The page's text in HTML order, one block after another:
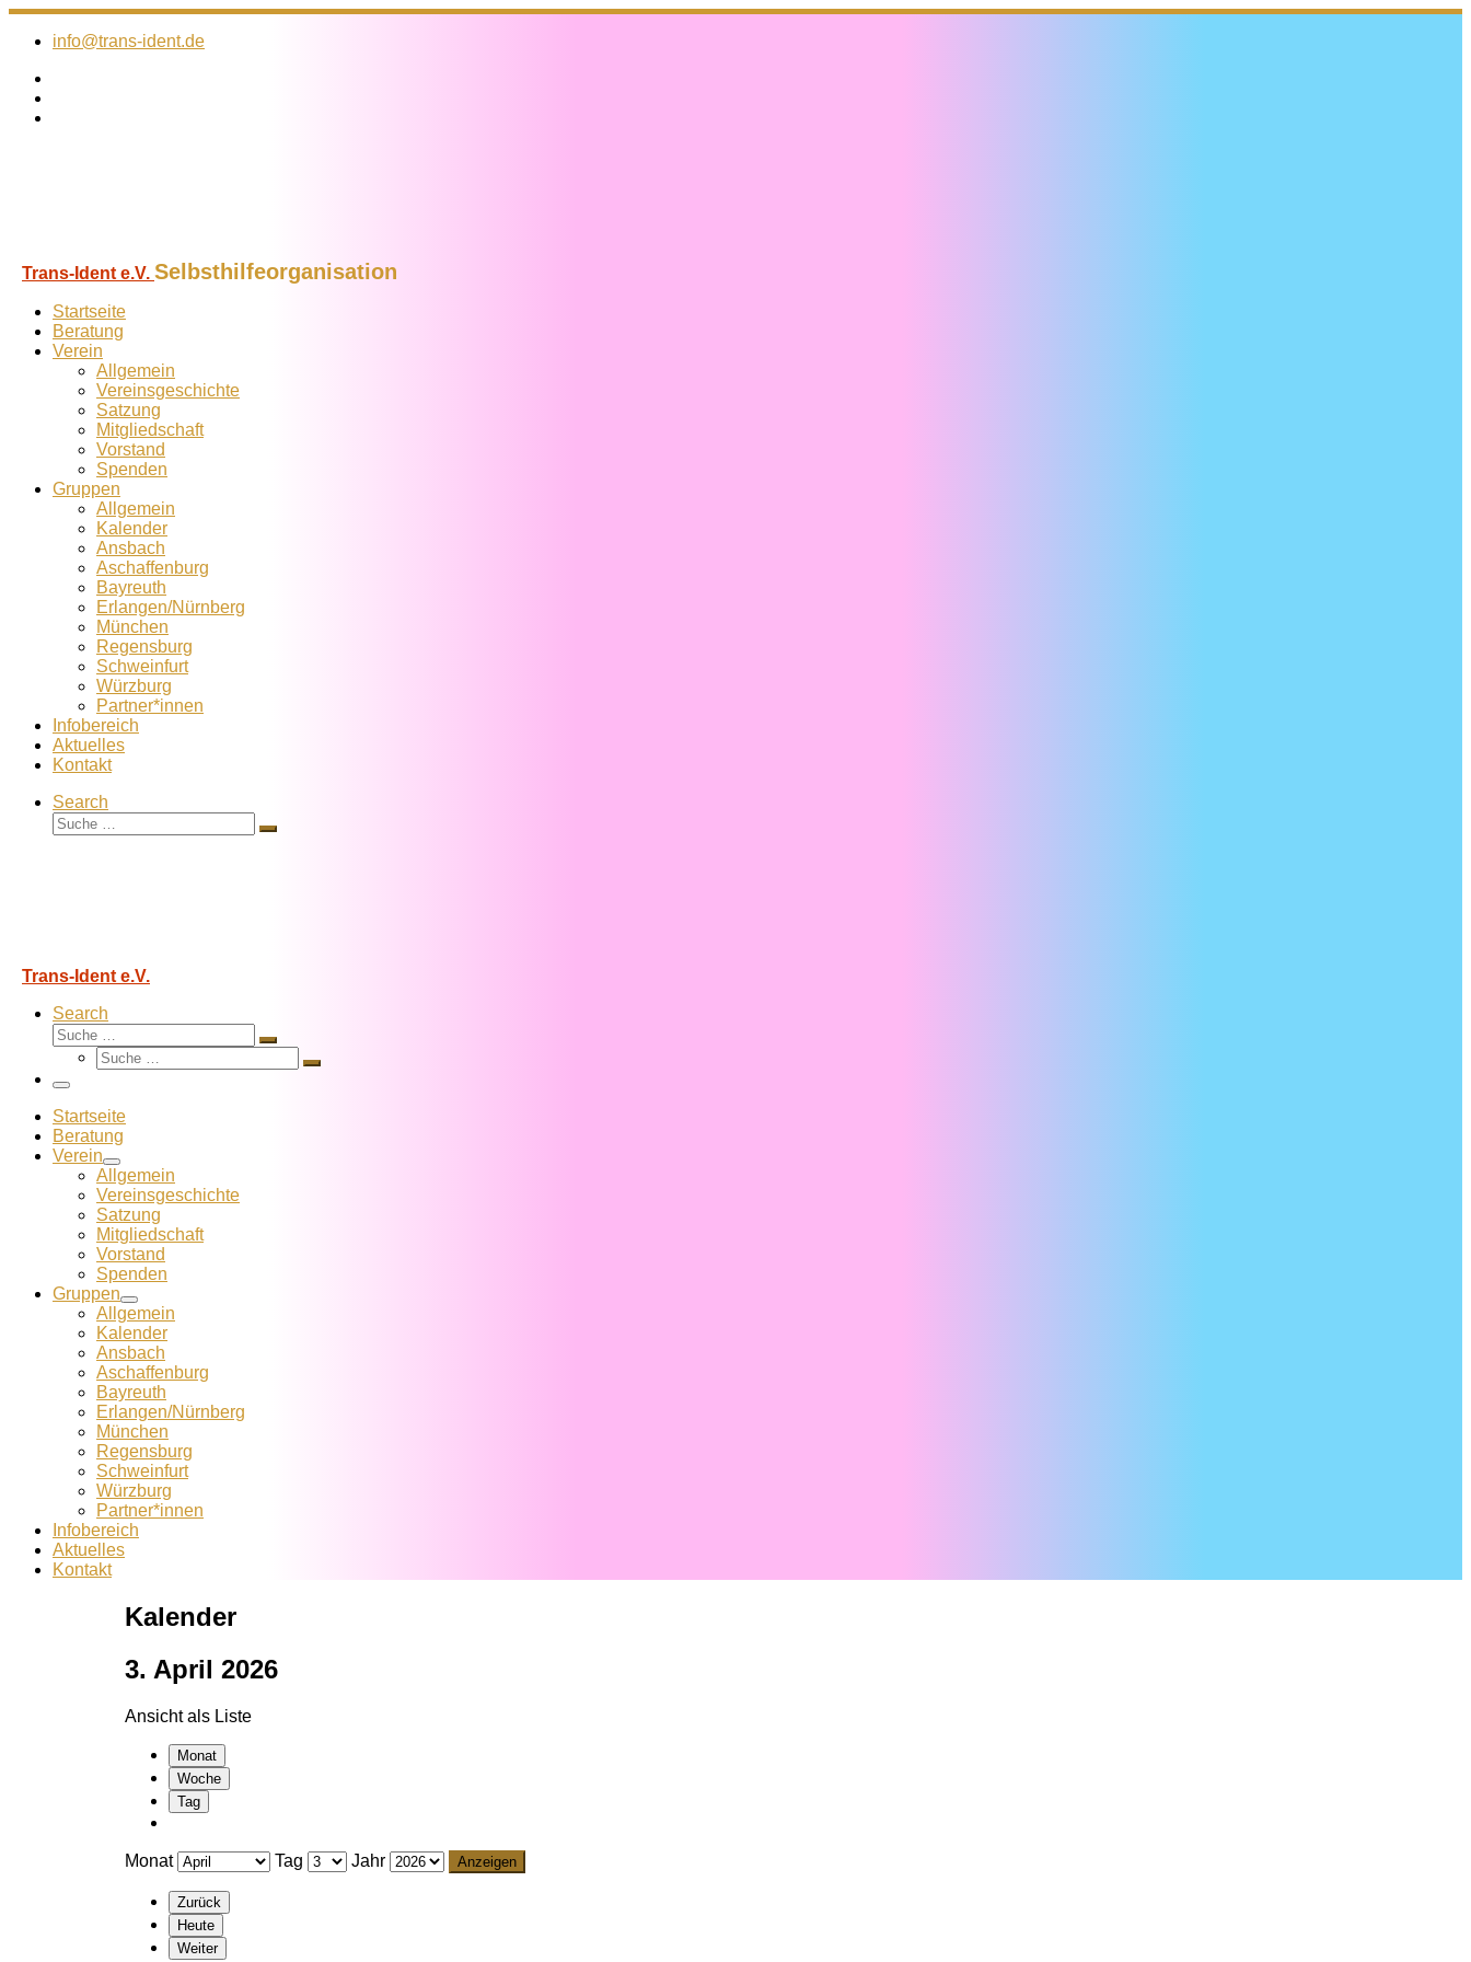
Zum
Inhalt
info@trans-ident.de
Trans-Ident e.V. Selbsthilfeorganisation
Startseite
Beratung
Verein
Allgemein
Vereins­geschichte
Satzung
Mitglied­schaft
Vorstand
Spenden
Gruppen
Allgemein
Kalender
Ansbach
Aschaffenburg
Bayreuth
Erlangen/Nürnberg
München
Regensburg
Schweinfurt
Würzburg
Partner*innen
Infobereich
Aktuelles
Kontakt
Search
Suche
Suche
Trans-Ident e.V.
Search
Suche
Suche
Suche
Suche
Menü
Startseite
Beratung
Verein
Allgemein
Vereins­geschichte
Satzung
Mitglied­schaft
Vorstand
Spenden
Gruppen
Allgemein
Kalender
Ansbach
Aschaffenburg
Bayreuth
Erlangen/Nürnberg
München
Regensburg
Schweinfurt
Würzburg
Partner*innen
Infobereich
Aktuelles
Kontakt
Kalender
3. April 2026
Ansicht als Liste
Monat
Woche
Tag
Monat Tag Jahr
Zurück
Heute
Weiter